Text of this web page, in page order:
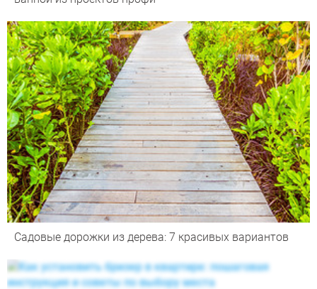
Садовые дорожки из дерева: 7 красивых вариантов